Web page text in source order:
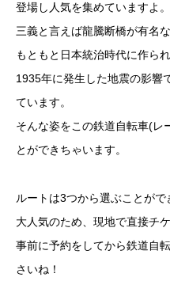
登場し人気を集めていますよ。
三義と言えば龍騰断橋が有名な
もともと日本統治時代に作ら
1935年に発生した地震の影響
ています。
そんな姿をこの鉄道自転車(レ
とができちゃいます。
ルートは3つから選ぶことがで
大人気のため、現地で直接チ
事前に予約をしてから鉄道自
さいね！